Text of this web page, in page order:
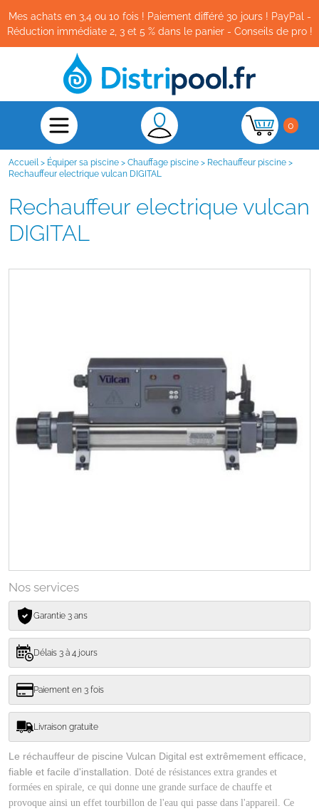
Mes achats en 3,4 ou 10 fois ! Paiement différé 30 jours ! PayPal -
Réduction immédiate 2, 3 et 5 % dans le panier - Conseils de pro !
0
Accueil > Équiper sa piscine > Chauffage piscine > Rechauffeur piscine >
Rechauffeur electrique vulcan DIGITAL
Rechauffeur electrique vulcan
DIGITAL
Nos services
Garantie 3 ans
Délais 3 à 4 jours
Paiement en 3 fois
Livraison gratuite
Le réchauffeur de piscine Vulcan Digital est extrêmement efficace,
fiable et facile d'installation. Doté de résistances extra grandes et
formées en spirale, ce qui donne une grande surface de chauffe et
provoque ainsi un effet tourbillon de l'eau qui passe dans l'appareil. Ce